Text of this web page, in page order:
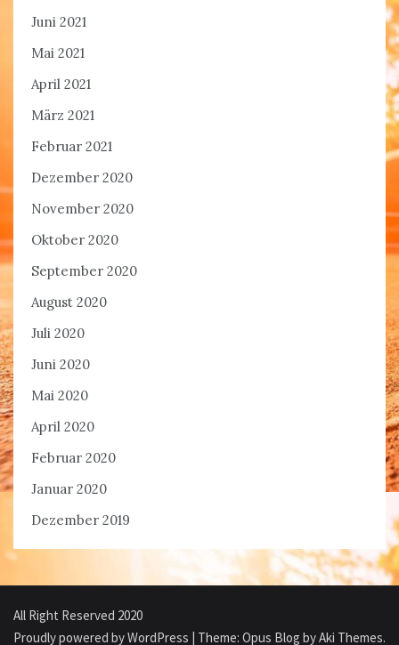
Juni 2021
Mai 2021
April 2021
März 2021
Februar 2021
Dezember 2020
November 2020
Oktober 2020
September 2020
August 2020
Juli 2020
Juni 2020
Mai 2020
April 2020
Februar 2020
Januar 2020
Dezember 2019
All Right Reserved 2020
Proudly powered by WordPress | Theme: Opus Blog byAki Themes.